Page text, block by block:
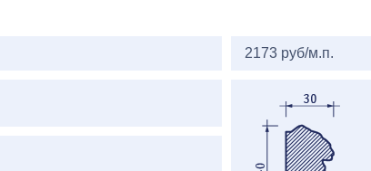
2173 руб/м.п.